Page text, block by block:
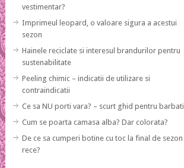
vestimentar?
Imprimeul leopard, o valoare sigura a acestui
sezon
Hainele reciclate si interesul brandurilor pentru
sustenabilitate
Peeling chimic – indicatii de utilizare si
contraindicatii
Ce sa NU porti vara? – scurt ghid pentru barbati
Cum se poarta camasa alba? Dar colorata?
De ce sa cumperi botine cu toc la final de sezon
rece?